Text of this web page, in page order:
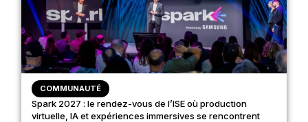
COMMUNAUTÉ
Spark 2027 : le rendez-vous de l’ISE où production
virtuelle, IA et expériences immersives se rencontrent